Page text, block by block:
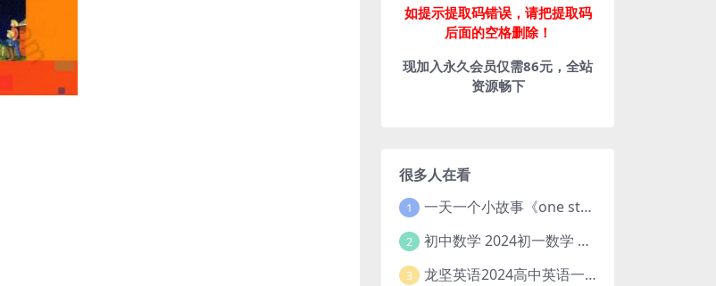
如提示提取码错误，请把提取码
后面的空格删除！
现加入永久会员仅需86元，全站
资源畅下
很多人在看
1 一天一个小故事《one story a day》初中版 百度网盘分享下载
2 初中数学 2024初一数学 朱韬数学 S班春季下 A+班春季下 百度云网盘
3 龙坚英语2024高中英语一轮系统班(全国卷+北京卷)